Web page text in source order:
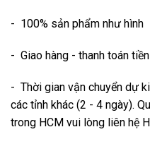
- 100% sản phẩm như hình
- Giao hàng - thanh toán
- Thời gian vận chuyển dự
các tỉnh khác (2 - 4 ngày).
trong HCM vui lòng liên hệ